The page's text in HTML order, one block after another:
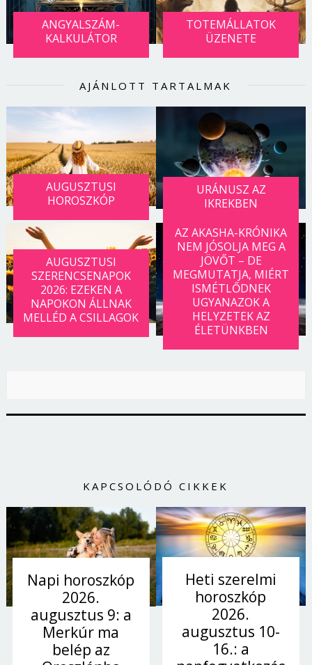
ANGYALSZÁM-
KALKULÁTOR
TOTEMÁLLATOK
ÜZENETE
AJÁNLOTT TARTALMAK
AUGUSZTUSI
HOROSZKÓP
URÁNUSZ AZ
IKREKBEN
AUGUSZTUSI
SZERENCSENAPOK
2026: EZEKEN A
NAPOKON ÁLLNAK
MELLÉD A CSILLAGOK
AZ AKASHA-KRÓNIKA
NEM JÓSOLJA MEG A
JÖVŐT – DE
MEGMUTATJA, MIÉRT
ISMÉTLŐDNEK
UGYANAZOK A
HELYZETEK AZ
ÉLETÜNKBEN
KAPCSOLÓDÓ CIKKEK
Napi horoszkóp
2026.
augusztus 9: a
Merkúr ma
belép az
Heti szerelmi
horoszkóp
2026.
augusztus 10-
16.: a